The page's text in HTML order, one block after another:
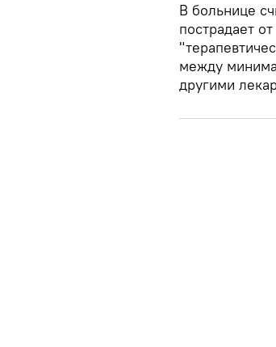
В больнице
пострадает
между
другими